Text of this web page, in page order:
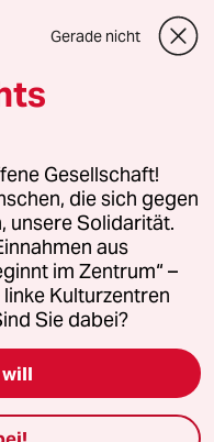
oder für Genehmigungen
Richtlinien
Impressum AGB
(Ads)
Gerade nicht
Gesellschaft!
die sich gegen
unsere Solidarität.
aus
im Zentrum“ –
Kulturzentren
Sie dabei?